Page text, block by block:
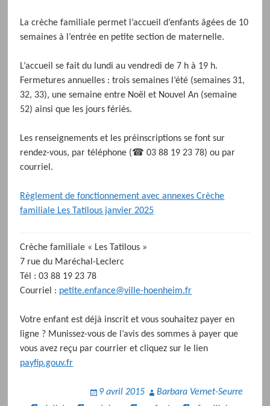
La crèche familiale permet l’accueil d’enfants âgées de 10
semaines à l’entrée en petite section de maternelle.
L’accueil se fait du lundi au vendredi de 7 h à 19 h.
Fermetures annuelles : trois semaines l’été (semaines 31,
32, 33), une semaine entre Noël et Nouvel An (semaine
52) ainsi que les jours fériés.
Les renseignements et les préinscriptions se font sur
rendez-vous, par téléphone (☎ 03 88 19 23 78) ou par
courriel.
Règlement de fonctionnement avec annexes Crèche
familiale Les Tatilous janvier 2025
Crèche familiale « Les Tatilous »
7 rue du Maréchal-Leclerc
Tél : 03 88 19 23 78
Courriel : petite.enfance@ville-hoenheim.fr
Votre enfant est déjà inscrit et vous souhaitez payer en
ligne ? Munissez-vous de l’avis des sommes à payer que
vous avez reçu par courrier et cliquez sur le lien
payfip.gouv.fr
9 avril 2015
Barbara Vernet-Seurre